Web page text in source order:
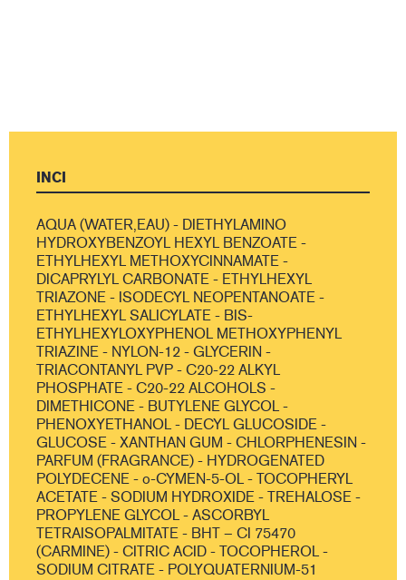
INCI
AQUA (WATER,EAU) - DIETHYLAMINO
HYDROXYBENZOYL HEXYL BENZOATE -
ETHYLHEXYL METHOXYCINNAMATE -
DICAPRYLYL CARBONATE - ETHYLHEXYL
TRIAZONE - ISODECYL NEOPENTANOATE -
ETHYLHEXYL SALICYLATE - BIS-
ETHYLHEXYLOXYPHENOL METHOXYPHENYL
TRIAZINE - NYLON-12 - GLYCERIN -
TRIACONTANYL PVP - C20-22 ALKYL
PHOSPHATE - C20-22 ALCOHOLS -
DIMETHICONE - BUTYLENE GLYCOL -
PHENOXYETHANOL - DECYL GLUCOSIDE -
GLUCOSE - XANTHAN GUM - CHLORPHENESIN -
PARFUM (FRAGRANCE) - HYDROGENATED
POLYDECENE - o-CYMEN-5-OL - TOCOPHERYL
ACETATE - SODIUM HYDROXIDE - TREHALOSE -
PROPYLENE GLYCOL - ASCORBYL
TETRAISOPALMITATE - BHT – CI 75470
(CARMINE) - CITRIC ACID - TOCOPHEROL -
SODIUM CITRATE - POLYQUATERNIUM-51